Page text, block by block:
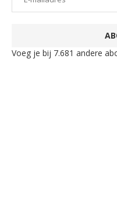
Voeg je bij 7.681 andere